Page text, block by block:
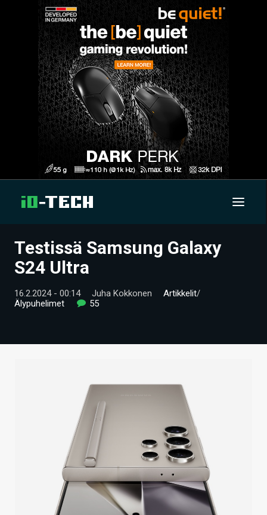
UUTISET
VIDEOT
Testissä Samsung Galaxy
S24 Ultra
16.2.2024 - 00:14 Juha Kokkonen Artikkelit/
Älypuhelimet
55